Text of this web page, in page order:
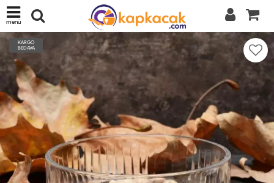
menü
KARGO
BEDAVA